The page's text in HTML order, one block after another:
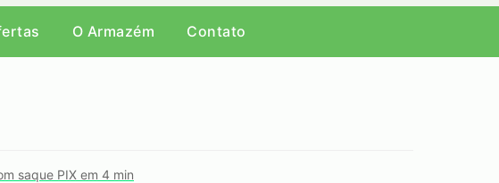
O Armazém Contato
saque PIX em 4 min